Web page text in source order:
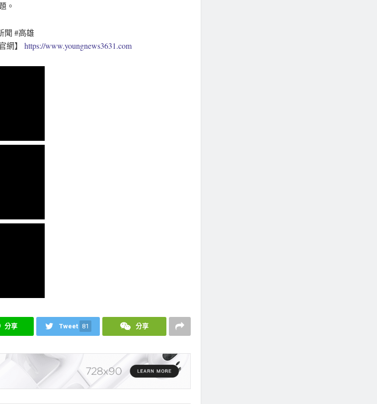
。
聞 #高雄
網】 https://www.youngnews3631.com
分享 Tweet 81 分享